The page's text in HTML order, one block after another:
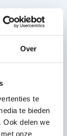
Over
te
te bieden
Ook delen we
onze